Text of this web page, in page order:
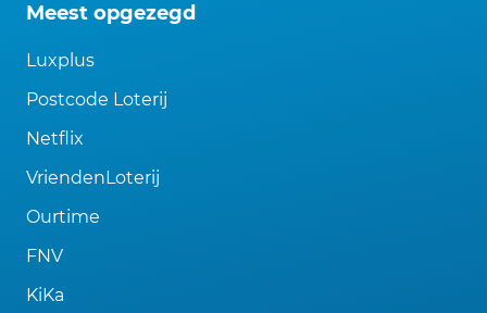
Meest opgezegd
Luxplus
Postcode Loterij
Netflix
VriendenLoterij
Ourtime
FNV
KiKa